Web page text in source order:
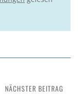
NÄCHSTER BEITRAG